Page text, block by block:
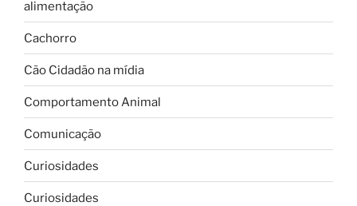
alimentação
Cachorro
Cão Cidadão na mídia
Comportamento Animal
Comunicação
Curiosidades
Curiosidades